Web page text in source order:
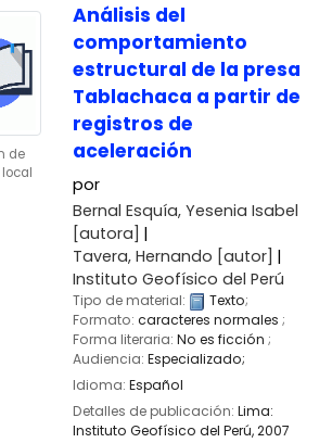
de
Análisis del
comportamiento
estructural de la presa
Tablachaca a partir de
registros de
aceleración
por
Bernal Esquía, Yesenia Isabel
[autora]
Tavera, Hernando [autor]
Instituto Geofísico del Perú
Tipo de material: Texto;
Formato: caracteres normales ;
Forma literaria: No es ficción ;
Audiencia: Especializado;
Idioma: Español
Detalles de publicación: Lima:
Instituto Geofísico del Perú,2007